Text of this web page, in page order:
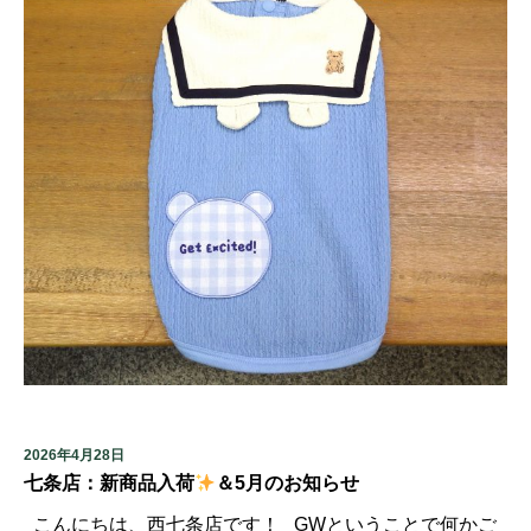
2026年4月28日
七条店：新商品入荷 ＆5月のお知らせ
こんにちは、西七条店です！ GWということで何かご